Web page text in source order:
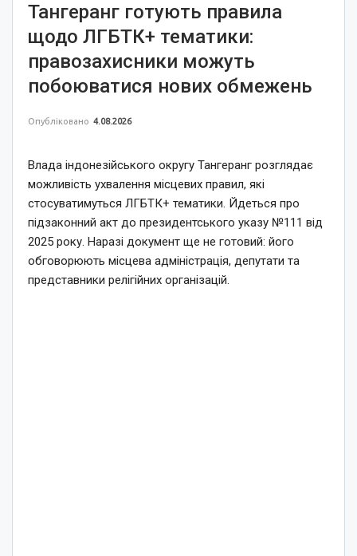
Тангеранг готують правила
щодо ЛГБТК+ тематики:
правозахисники можуть
побоюватися нових обмежень
Опубліковано 4.08.2026
Влада індонезійського округу Тангеранг розглядає
можливість ухвалення місцевих правил, які
стосуватимуться ЛГБТК+ тематики. Йдеться про
підзаконний акт до президентського указу №111 від
2025 року. Наразі документ ще не готовий: його
обговорюють місцева адміністрація, депутати та
представники релігійних організацій.